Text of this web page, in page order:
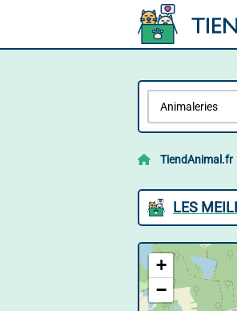
TiendAnimal.fr
LES
+
−